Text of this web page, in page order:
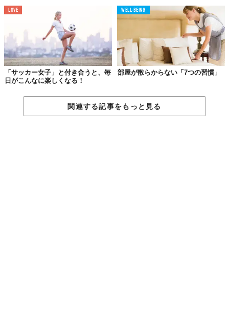
LOVE
「サッカー女子」と付き合うと、毎
日がこんなに楽しくなる！
WELL-BEING
部屋が散らからない「7つの習慣」
関連する記事をもっと見る